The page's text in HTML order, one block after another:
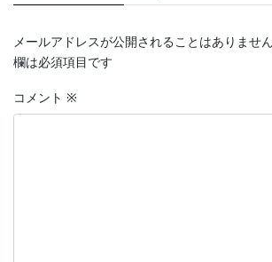
メールアドレスが公開されることはありません
欄は必須項目です
コメント ※